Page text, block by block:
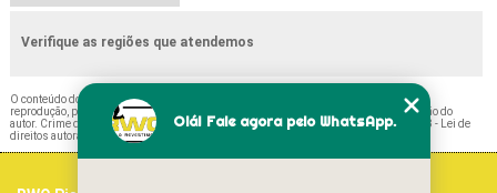
Verifique as regiões que atendemos
O conteúdo do texto " Paviflex Cinza Valor Ultramarino
" é de direito reservado. Sua
reprodução, parcial ou total, mesmo citando nossos links, é proibida sem a autorização do
autor. Crime de violação de direito autoral – artigo 184 do Código Penal –Lei 9610/98 - Lei de
direitos autorais
Olá! Fale agora pelo WhatsApp.